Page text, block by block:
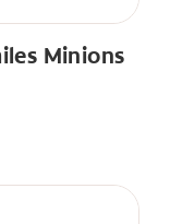
Minions